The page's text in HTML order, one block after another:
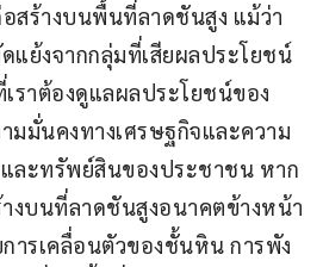
อสร้างบนพื้นที่ลาดชันสูง แม้ว่า
ย้งจากกลุ่มที่เสียผลประโยชน์
ราต้องดูแลผลประโยชน์ของ
มมั่นคงทางเศรษฐกิจและความ
ละทรัพย์สินของประชาชน หาก
งบนที่ลาดชันสูงอนาคตข้างหน้า
ารเคลื่อนตัวของชั้นหิน การพัง